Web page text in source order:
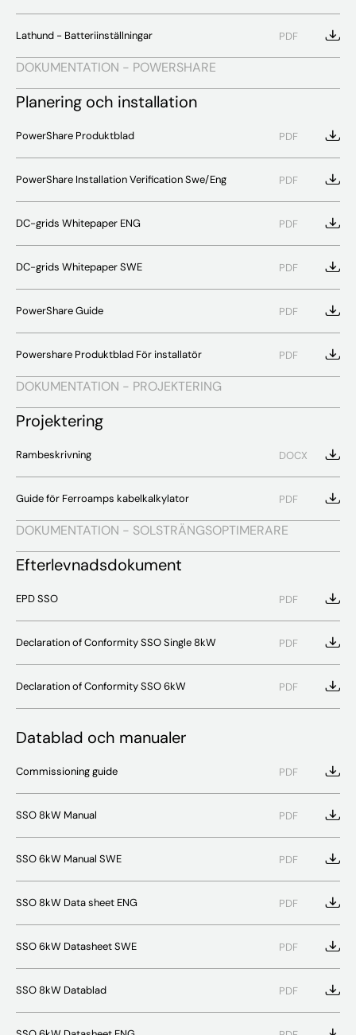
Lathund - Batteriinställningar PDF
DOKUMENTATION - POWERSHARE
Planering och installation
PowerShare Produktblad PDF
PowerShare Installation Verification Swe/Eng PDF
DC-grids Whitepaper ENG PDF
DC-grids Whitepaper SWE PDF
PowerShare Guide PDF
Powershare Produktblad För installatör PDF
DOKUMENTATION - PROJEKTERING
Projektering
Rambeskrivning DOCX
Guide för Ferroamps kabelkalkylator PDF
DOKUMENTATION - SOLSTRÄNGSOPTIMERARE
Efterlevnadsdokument
EPD SSO PDF
Declaration of Conformity SSO Single 8kW PDF
Declaration of Conformity SSO 6kW PDF
Datablad och manualer
Commissioning guide PDF
SSO 8kW Manual PDF
SSO 6kW Manual SWE PDF
SSO 8kW Data sheet ENG PDF
SSO 6kW Datasheet SWE PDF
SSO 8kW Datablad PDF